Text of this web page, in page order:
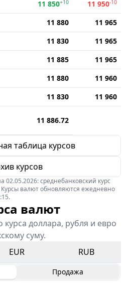
11 850+10 11 950-10
11 880
11 965
11 830
11 965
11 885
11 965
11 880
11 960
11 830
11 960
11 886.72
таблица курсов
курсов
02.05.2026: среднебанковский курс
Курсы валют обновляются ежедневно
валют
доллара, рубля и евро
суму.
EUR RUB
Продажа